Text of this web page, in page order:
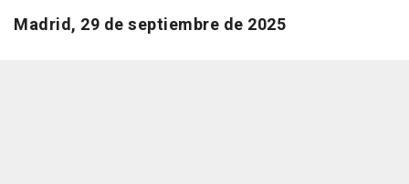
Madrid, 29 de septiembre de 2025